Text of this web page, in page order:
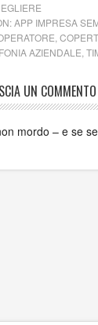
APP IMPRESA
,
AZIENDALE,
UN COMMENTO
mordo – e se